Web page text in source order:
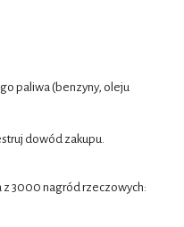
paliwa (benzyny, oleju
dowód zakupu.
z 3000 nagród rzeczowych: